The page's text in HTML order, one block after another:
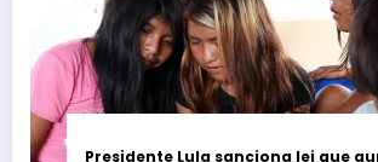
Presidente Lula sanciona lei que